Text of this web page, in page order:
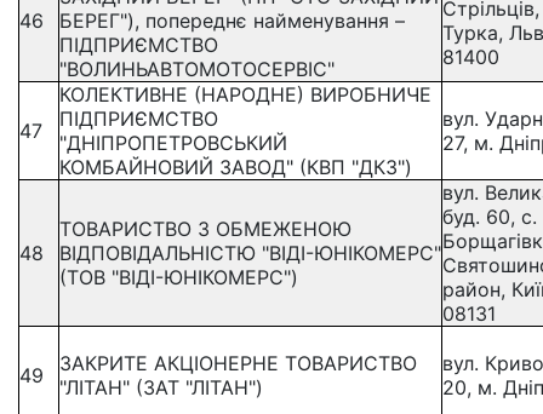
46
БЕРЕГ"), попереднє найменування –
ПІДПРИЄМСТВО
"ВОЛИНЬАВТОМОТОСЕРВІС"
Турка,
81400
47
КОЛЕКТИВНЕ (НАРОДНЕ) ВИРОБНИЧЕ
ПІДПРИЄМСТВО
"ДНІПРОПЕТРОВСЬКИЙ
КОМБАЙНОВИЙ ЗАВОД" (КВП "ДКЗ")
вул.
27, м.
48
ТОВАРИСТВО З ОБМЕЖЕНОЮ
ВІДПОВІДАЛЬНІСТЮ "ВІДІ-ЮНІКОМЕРС"
(ТОВ "ВІДІ-ЮНІКОМЕРС")
вул.
буд. 60, с.
район,
08131
49
ЗАКРИТЕ АКЦІОНЕРНЕ ТОВАРИСТВО
"ЛІТАН" (ЗАТ "ЛІТАН")
вул.
20, м.